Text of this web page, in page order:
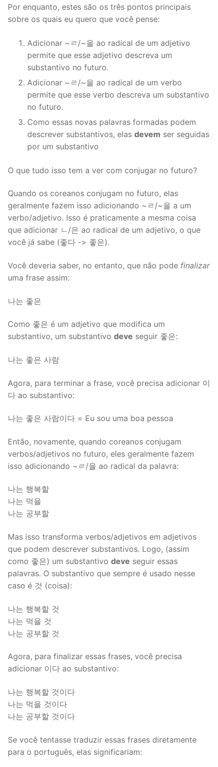
Por enquanto, estes são os três pontos principais
sobre os quais eu quero que você pense:
Adicionar ~ㄹ/~을 ao radical de um adjetivo
permite que esse adjetivo descreva um
substantivo no futuro.
Adicionar ~ㄹ/~을 ao radical de um verbo
permite que esse verbo descreva um substantivo
no futuro.
Como essas novas palavras formadas podem
descrever substantivos, elas devem ser seguidas
por um substantivo
O que tudo isso tem a ver com conjugar no futuro?
Quando os coreanos conjugam no futuro, elas
geralmente fazem isso adicionando ~ㄹ/~을 a um
verbo/adjetivo. Isso é praticamente a mesma coisa
que adicionar ㄴ/은 ao radical de um adjetivo, o que
você já sabe (좋다 -> 좋은).
Você deveria saber, no entanto, que não pode finalizar
uma frase assim:
나는 좋은
Como 좋은 é um adjetivo que modifica um
substantivo, um substantivo deve seguir 좋은:
나는 좋은 사람
Agora, para terminar a frase, você precisa adicionar 이
다 ao substantivo:
나는 좋은 사람이다 = Eu sou uma boa pessoa
Então, novamente, quando coreanos conjugam
verbos/adjetivos no futuro, eles geralmente fazem
isso adicionando ~ㄹ/을 ao radical da palavra:
나는 행복할
나는 먹을
나는 공부할
Mas isso transforma verbos/adjetivos em adjetivos
que podem descrever substantivos. Logo, (assim
como 좋은) um substantivo deve seguir essas
palavras. O substantivo que sempre é usado nesse
caso é 것 (coisa):
나는 행복할 것
나는 먹을 것
나는 공부할 것
Agora, para finalizar essas frases, você precisa
adicionar 이다 ao substantivo:
나는 행복할 것이다
나는 먹을 것이다
나는 공부할 것이다
Se você tentasse traduzir essas frases diretamente
para o português, elas significariam: